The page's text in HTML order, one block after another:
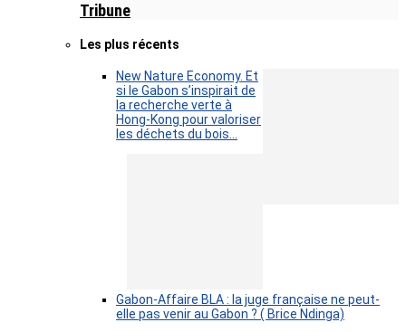
Tribune
Les plus récents
New Nature Economy. Et
si le Gabon s’inspirait de
la recherche verte à
Hong-Kong pour valoriser
les déchets du bois…
Gabon-Affaire BLA : la juge française ne peut-
elle pas venir au Gabon ? ( Brice Ndinga)